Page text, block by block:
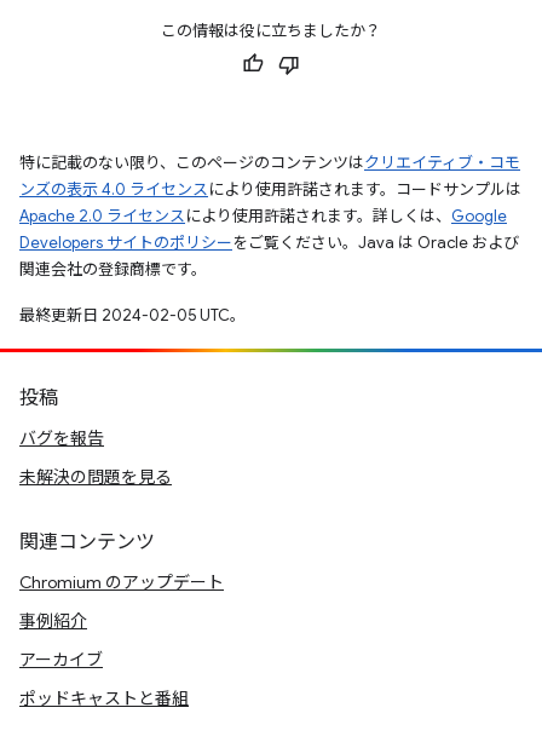
この情報は役に立ちましたか？
特に記載のない限り、このページのコンテンツはクリエイティブ・コモ
ンズの表示 4.0 ライセンスにより使用許諾されます。コードサンプルは
Apache 2.0 ライセンスにより使用許諾されます。詳しくは、 Google
Developers サイトのポリシーをご覧ください。Java は Oracle および
関連会社の登録商標です。
最終更新日 2024-02-05 UTC。
投稿
バグを報告
未解決の問題を見る
関連コンテンツ
Chromium のアップデート
事例紹介
アーカイブ
ポッドキャストと番組